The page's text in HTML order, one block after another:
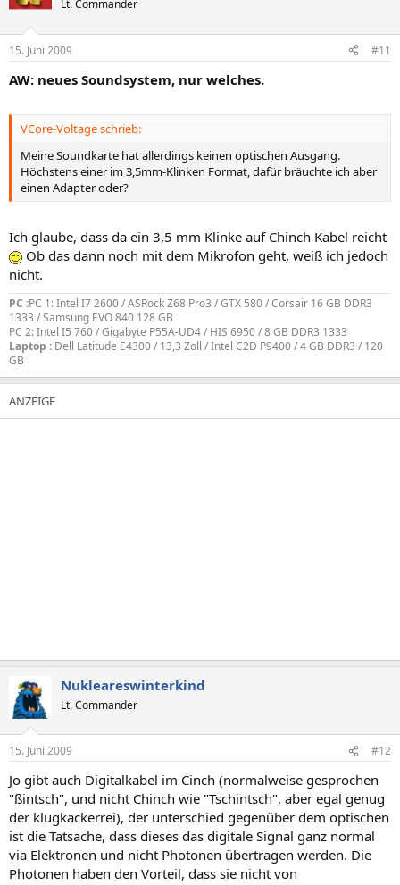
Lt. Commander
15. Juni 2009 #11
AW: neues Soundsystem, nur welches.
VCore-Voltage schrieb:
Meine Soundkarte hat allerdings keinen optischen Ausgang.
Höchstens einer im 3,5mm-Klinken Format, dafür bräuchte ich aber
einen Adapter oder?
Ich glaube, dass da ein 3,5 mm Klinke auf Chinch Kabel reicht
Ob das dann noch mit dem Mikrofon geht, weiß ich jedoch
nicht.
PC :PC 1: Intel I7 2600 / ASRock Z68 Pro3 / GTX 580 / Corsair 16 GB DDR3
1333 / Samsung EVO 840 128 GB
PC 2: Intel I5 760 / Gigabyte P55A-UD4 / HIS 6950 / 8 GB DDR3 1333
Laptop : Dell Latitude E4300 / 13,3 Zoll / Intel C2D P9400 / 4 GB DDR3 / 120
GB
Nukleareswinterkind
Lt. Commander
15. Juni 2009 #12
Jo gibt auch Digitalkabel im Cinch (normalweise gesprochen
"ßintsch", und nicht Chinch wie "Tschintsch", aber egal genug
der klugkackerrei), der unterschied gegenüber dem optischen
ist die Tatsache, dass dieses das digitale Signal ganz normal
via Elektronen und nicht Photonen übertragen werden. Die
Photonen haben den Vorteil, dass sie nicht von